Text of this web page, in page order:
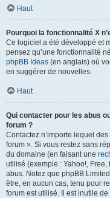
Haut
Pourquoi la fonctionnalité X
Ce logiciel a été développé et
pensez qu’une fonctionnalité
phpBB Ideas (en anglais) où
en suggérer de nouvelles.
Haut
Qui contacter pour les abus
forum ?
Contactez n’importe lequel
forum ». Si vous restez sans
du domaine (en faisant une
utilisé (exemple : Yahoo!,
abus. Notez que phpBB Limited
être, en aucun cas, tenu pour
forum est utilisé. Il est inutile